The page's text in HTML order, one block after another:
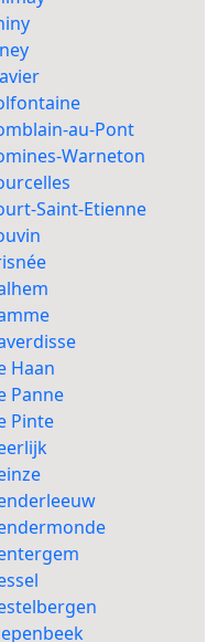
au-Pont
Warneton
Saint-Etienne
Haan
Panne
Pinte